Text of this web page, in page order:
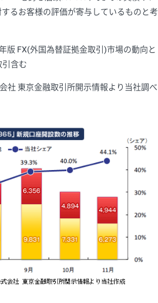
るお客様の評価が寄与しているものと考
版 FX(外国為替証拠金取引)市場の動向と
引含む
会社 東京金融取引所開示情報より当社調べ